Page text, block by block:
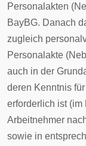
Personalakten
BayBG. Danach
zugleich
Personalakte
auch in der
deren Kenntnis
erforderlich ist (im
Arbeitnehmer
sowie in